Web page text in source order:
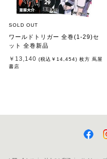
SOLD OUT
ワールドトリガー 全巻(1-29)セ
ット 全巻新品
￥13,140 (税込 ￥14,454) 枚方 蔦屋
書店